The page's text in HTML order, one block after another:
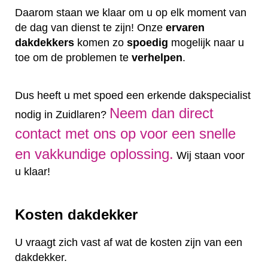
Daarom staan we klaar om u op elk moment van
de dag van dienst te zijn! Onze ervaren
dakdekkers komen zo spoedig mogelijk naar u
toe om de problemen te verhelpen.
Dus heeft u met spoed een erkende dakspecialist
nodig in Zuidlaren? Neem dan direct
contact met ons op voor een snelle
en vakkundige oplossing. Wij staan voor
u klaar!
Kosten dakdekker
U vraagt zich vast af wat de kosten zijn van een
dakdekker.